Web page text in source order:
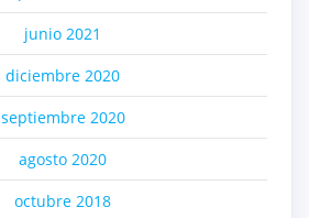
junio 2021
diciembre 2020
septiembre 2020
agosto 2020
octubre 2018